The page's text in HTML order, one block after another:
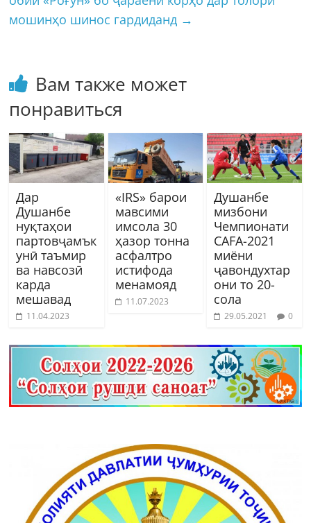
мошинҳо шинос гардиданд →
Вам также может
понравиться
Дар
Душанбе
нуқтаҳои
партовҷамък
унӣ таъмир
ва навсозӣ
карда
мешавад
11.04.2023
«IRS» барои
мавсими
имсола 30
ҳазор тонна
асфалтро
истифода
менамояд
11.07.2023
Душанбе
мизбони
Чемпионати
CAFA-2021
миёни
ҷавондухтар
они то 20-
сола
29.05.2021 0